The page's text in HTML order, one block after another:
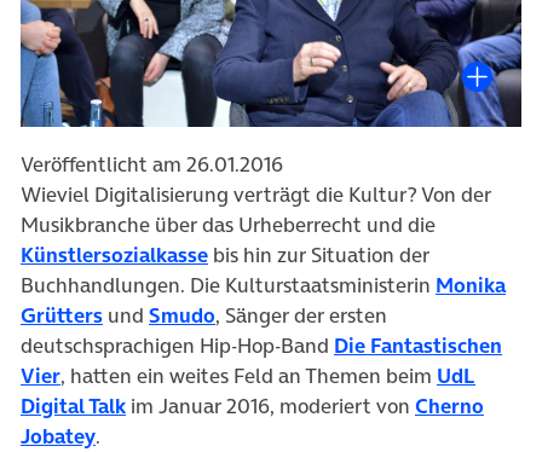
Veröffentlicht am 26.01.2016
Wieviel Digitalisierung verträgt die Kultur? Von der
Musikbranche über das Urheberrecht und die
Künstlersozialkasse bis hin zur Situation der
Buchhandlungen. Die Kulturstaatsministerin Monika
Grütters und Smudo, Sänger der ersten
deutschsprachigen Hip-Hop-Band Die Fantastischen
Vier, hatten ein weites Feld an Themen beim UdL
Digital Talk im Januar 2016, moderiert von Cherno
Jobatey.